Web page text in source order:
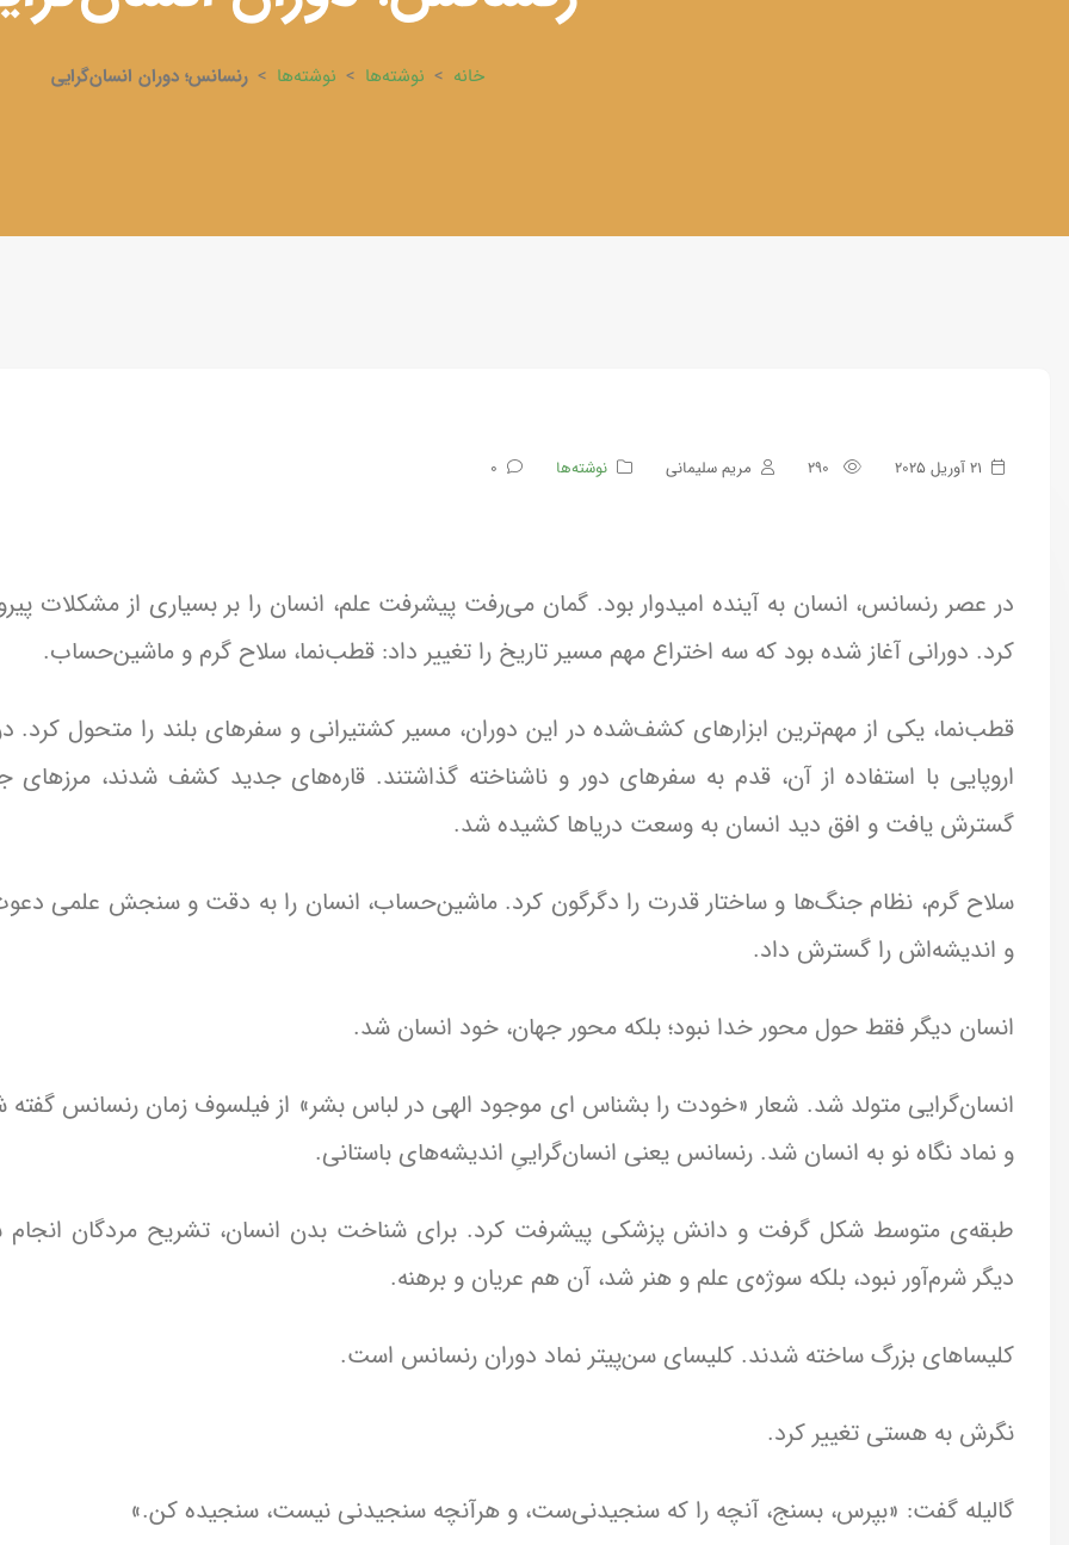
خانه > نوشته‌ها > نوشته‌ها > رنسانس؛ دوران انسان‌گرایی
21 آوریل 2025 مریم سلیمانی نوشته‌ها 0
در عصر رنسانس، انسان به آینده امیدوار بود. گمان می‌رفت پیشرفت علم، انسان را بر بسیاری از مشکلات
کرد. دورانی آغاز شده بود که سه اختراع مهم مسیر تاریخ را تغییر داد: قطب‌نما، سلاح گرم و ماشین‌حساب.
قطب‌نما، یکی از مهم‌ترین ابزارهای کشف‌شده در این دوران، مسیر کشتیرانی و سفرهای بلند را متحول کرد.
اروپایی با استفاده از آن، قدم به سفرهای دور و ناشناخته گذاشتند. قاره‌های جدید کشف شدند، مرزهای
گسترش یافت و افق دید انسان به وسعت دریاها کشیده شد.
سلاح گرم، نظام جنگ‌ها و ساختار قدرت را دگرگون کرد. ماشین‌حساب، انسان را به دقت و سنجش علمی
و اندیشه‌اش را گسترش داد.
انسان دیگر فقط حول محور خدا نبود؛ بلکه محور جهان، خود انسان شد.
انسان‌گرایی متولد شد. شعار «خودت را بشناس ای موجود الهی در لباس بشر» از فیلسوف زمان رنسانس
و نماد نگاه نو به انسان شد. رنسانس یعنی انسان‌گراییِ اندیشه‌های باستانی.
طبقه‌ی متوسط شکل گرفت و دانش پزشکی پیشرفت کرد. برای شناخت بدن انسان، تشریح مردگان
دیگر شرم‌آور نبود، بلکه سوژه‌ی علم و هنر شد، آن‌ هم عریان و برهنه.
کلیساهای بزرگ ساخته شدند. کلیسای سن‌پیتر نماد دوران رنسانس است.
نگرش به هستی تغییر کرد.
گالیله گفت: «بپرس، بسنج، آنچه را که سنجیدنی‌ست، و هرآنچه سنجیدنی نیست، سنجیده کن.»